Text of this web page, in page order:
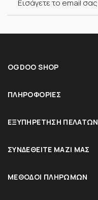
OGDOO SHOP
ΠΛΗΡΟΦΟΡΊΕΣ
ΕΞΥΠΗΡΈΤΗΣΗ ΠΕΛΑΤΏΝ
ΣΥΝΔΕΘΕΊΤΕ ΜΑΖΊ ΜΑΣ
ΜΈΘΟΔΟΙ ΠΛΗΡΩΜΏΝ